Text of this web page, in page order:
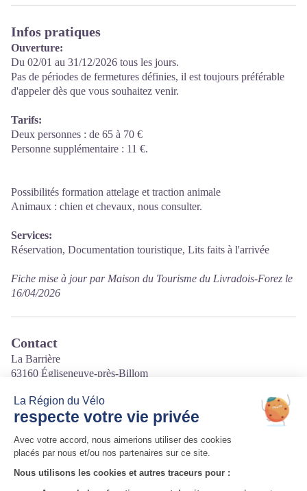
Infos pratiques
Ouverture:
Du 02/01 au 31/12/2026 tous les jours.
Pas de périodes de fermetures définies, il est toujours préférable
d'appeler dès que vous souhaitez venir.
Tarifs:
Deux personnes : de 65 à 70 €
Personne supplémentaire : 11 €.
Possibilités formation attelage et traction animale
Animaux : chien et chevaux, nous consulter.
Services:
Réservation, Documentation touristique, Lits faits à l'arrivée
Fiche mise à jour par Maison du Tourisme du Livradois-Forez le
16/04/2026
Contact
La Barrière
63160 Égliseneuve-près-Billom
Courriel:
attelauvergne@orange.fr
Site internet:
https://www.attelauvergne.fr